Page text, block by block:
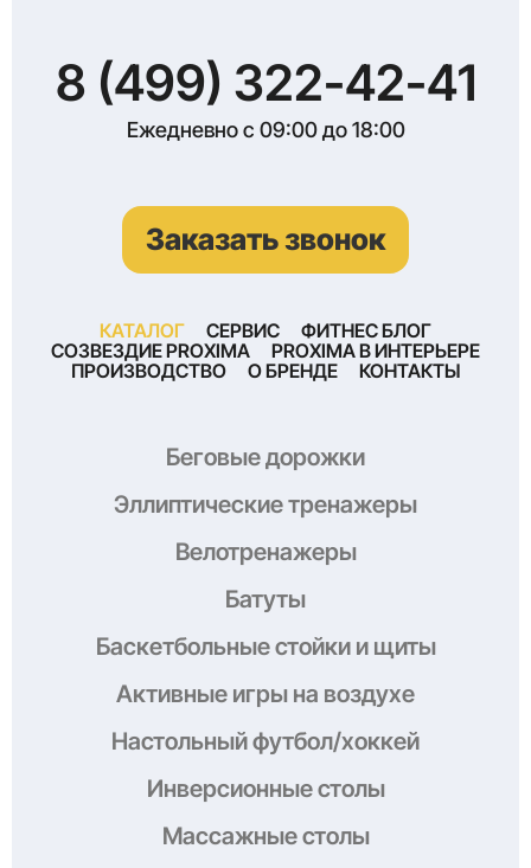
8 (499) 322-42-41
Ежедневно с 09:00 до 18:00
Заказать звонок
КАТАЛОГ СЕРВИС
ФИТНЕС БЛОГ
СОЗВЕЗДИЕ PROXIMA
PROXIMA В ИНТЕРЬЕРЕ
ПРОИЗВОДСТВО
О БРЕНДЕ КОНТАКТЫ
Беговые дорожки
Эллиптические тренажеры
Велотренажеры
Батуты
Баскетбольные стойки и щиты
Активные игры на воздухе
Настольный футбол/хоккей
Инверсионные столы
Массажные столы